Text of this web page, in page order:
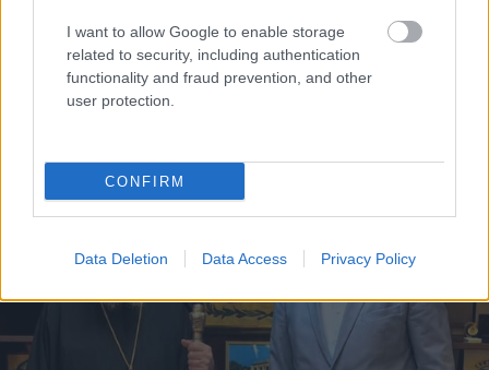
I want to allow Google to enable storage
related to security, including authentication
functionality and fraud prevention, and other
user protection.
CONFIRM
Data Deletion Data Access Privacy Policy
Χρησιμοποιείς Google passkeys για τους κωδικούς σου;
Και όμως μπορούν να τους κλέψουν